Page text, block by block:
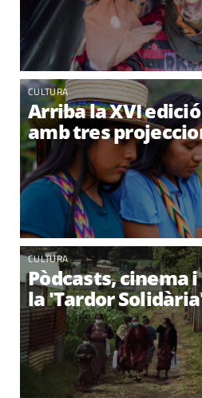
CULTURA
Arriba la XVI
amb tres
CULTURA
Pòdcasts, cinema
la 'Tardor